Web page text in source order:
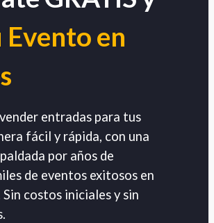
en
entradas para tus
fácil y rápida, con una
por años de
de eventos exitosos en
costos iniciales y sin